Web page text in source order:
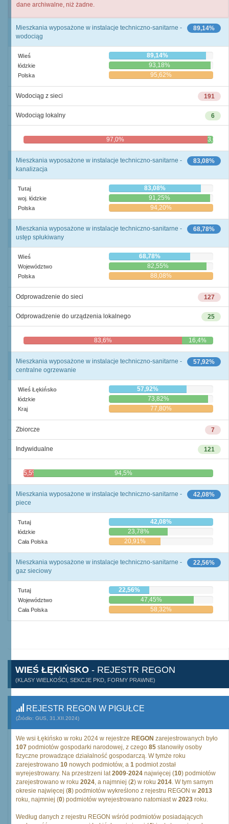
dane archiwalne, niż żadne.
89,14%
Mieszkania wyposażone w instalacje techniczno-sanitarne -
wodociąg
Wieś 89,14%
łódzkie 93,18%
Polska 95,62%
191
Wodociąg z sieci
6
Wodociąg lokalny
97,0% 3,0%
83,08%
Mieszkania wyposażone w instalacje techniczno-sanitarne -
kanalizacja
Tutaj 83,08%
woj. łódzkie 91,25%
Polska 94,20%
68,78%
Mieszkania wyposażone w instalacje techniczno-sanitarne -
ustęp spłukiwany
Wieś 68,78%
Województwo 82,55%
Polska 88,08%
127
Odprowadzenie do sieci
25
Odprowadzenie do urządzenia lokalnego
83,6% 16,4%
57,92%
Mieszkania wyposażone w instalacje techniczno-sanitarne -
centralne ogrzewanie
Wieś Łękińsko 57,92%
łódzkie 73,82%
Kraj 77,80%
7
Zbiorcze
121
Indywidualne
5,5% 94,5%
42,08%
Mieszkania wyposażone w instalacje techniczno-sanitarne -
piece
Tutaj 42,08%
łódzkie 23,78%
Cała Polska 20,91%
22,56%
Mieszkania wyposażone w instalacje techniczno-sanitarne -
gaz sieciowy
Tutaj 22,56%
Województwo 47,45%
Cała Polska 58,32%
WIEŚ ŁĘKIŃSKO - REJESTR REGON
(KLASY WIELKOŚCI, SEKCJE PKD, FORMY PRAWNE)
REJESTR REGON W PIGUŁCE
(Źródło: GUS, 31.XII.2024)
We wsi Łękińsko w roku 2024 w rejestrze REGON zarejestrowanych było
107 podmiotów gospodarki narodowej, z czego 85 stanowiły osoby
fizyczne prowadzące działalność gospodarczą. W tymże roku
zarejestrowano 10 nowych podmiotów, a 1 podmiot został
wyrejestrowany. Na przestrzeni lat2009-2024 najwięcej (10) podmiotów
zarejestrowano w roku 2024, a najmniej (2) w roku 2014. W tym samym
okresie najwięcej (8) podmiotów wykreślono z rejestru REGON w 2013
roku, najmniej (0) podmiotów wyrejestrowano natomiast w 2023 roku.
Według danych z rejestru REGON wśród podmiotów posiadających